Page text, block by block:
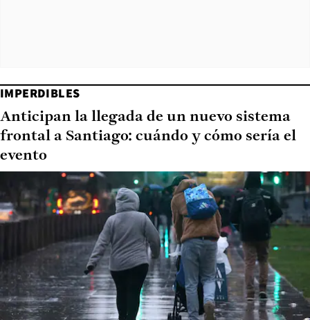
IMPERDIBLES
Anticipan la llegada de un nuevo sistema
frontal a Santiago: cuándo y cómo sería el
evento